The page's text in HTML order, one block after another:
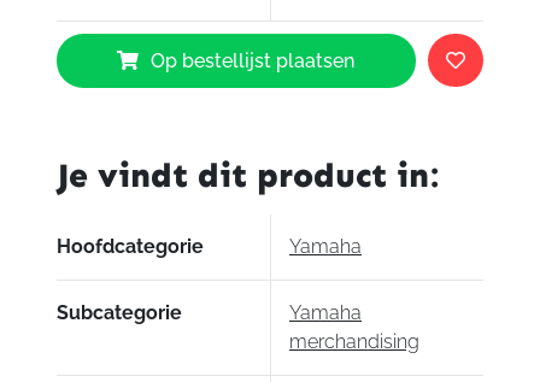
Yamaha
Kerstballen
aantal
Op bestellijst plaatsen
Je vindt dit product in:
Hoofdcategorie Yamaha
Subcategorie
Yamaha
merchandising